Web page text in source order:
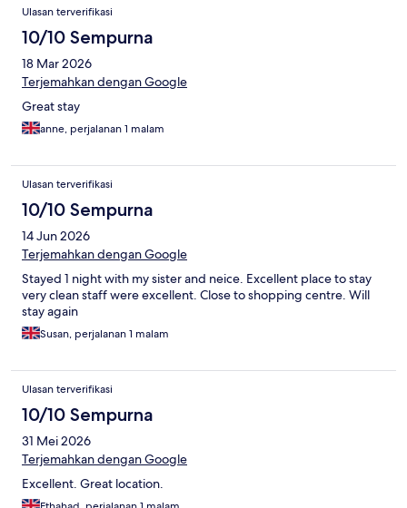
Ulasan terverifikasi
10/10 Sempurna
18 Mar 2026
Terjemahkan dengan Google
Great stay
anne, perjalanan 1 malam
Ulasan terverifikasi
10/10 Sempurna
14 Jun 2026
Terjemahkan dengan Google
Stayed 1 night with my sister and neice. Excellent place to stay
very clean staff were excellent. Close to shopping centre. Will
stay again
Susan, perjalanan 1 malam
Ulasan terverifikasi
10/10 Sempurna
31 Mei 2026
Terjemahkan dengan Google
Excellent. Great location.